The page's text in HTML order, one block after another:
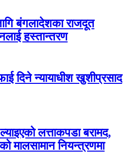
बंगलादेशका राजदूत
हस्तान्तरण
दिने न्यायाधीश खुशीप्रसाद
लत्ताकपडा बरामद,
मालसामान नियन्त्रणमा